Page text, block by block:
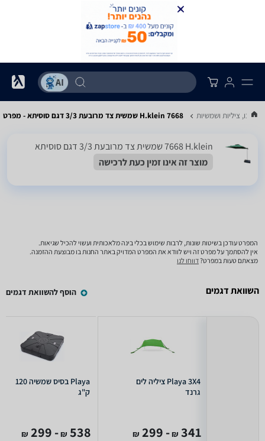
גזיבו, ציליות ושמשיות H.klein 7668 שמשית צד מרובעת 3/3 דגם סוסיתא - מפרט
H.klein ‏7668 שמשית צד מרובעת 3/3 דגם סוסיתא
מוצר זה אינו זמין כעת לרכישה
המפרט עודכן בשיטות שונות, לרבות שימוש בכלי בינה מלאכותית ועשוי להכיל שגיאות.
אין להסתמך על מפרט זה ויש לוודא את המפרט המדויק באתר החנות בו מבוצעת ההזמנה.
מצאתם טעות במפרט?דווחו לנו
השוואת דגמים הוסף להשוואת דגמים
Playa 3X4 ציליה לים
גרנד
341
₪
- 299
₪
Playa בסיס שמשיה 120
ק"ג
538
₪
- 299
₪